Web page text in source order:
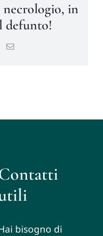
in
defunto!
WhatsApp
Email
bisogno di